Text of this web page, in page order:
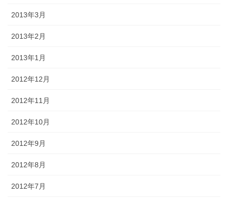
2013年3月
2013年2月
2013年1月
2012年12月
2012年11月
2012年10月
2012年9月
2012年8月
2012年7月